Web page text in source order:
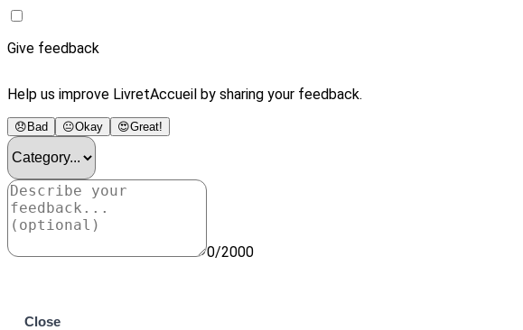
Give feedback
Help us improve LivretAccueil by sharing your feedback.
😞 Bad 😐Okay 😍Great!
0/2000
Close